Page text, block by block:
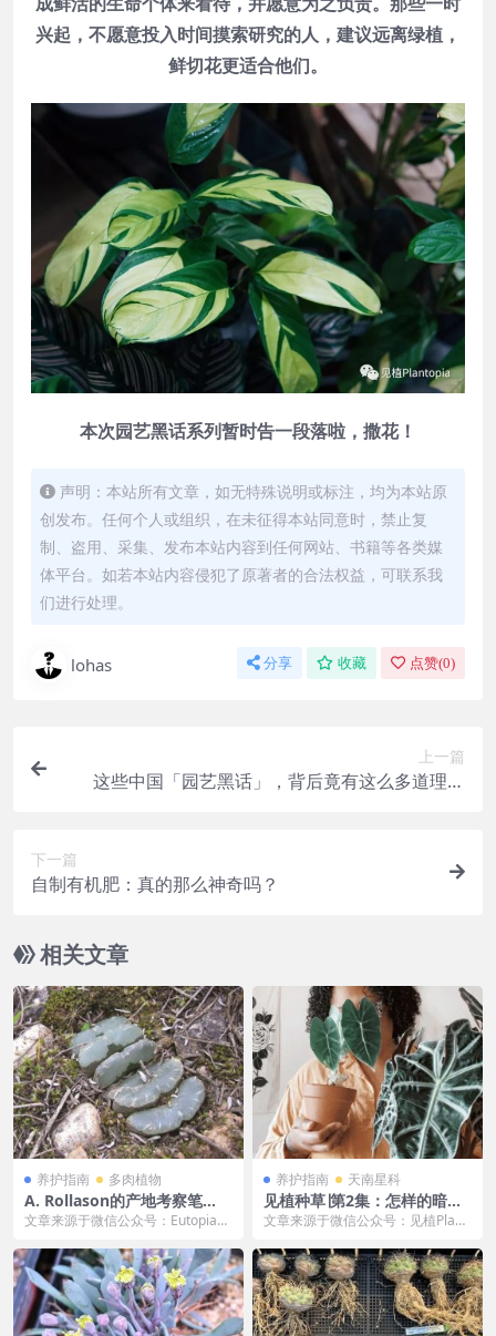
兴起，不愿意投入时间摸索研究的人，建议远离绿植，
鲜切花更适合他们。
本次园艺黑话系列暂时告一段落啦，撒花！
声明：本站所有文章，如无特殊说明或标注，均为本站原
创发布。任何个人或组织，在未征得本站同意时，禁止复
制、盗用、采集、发布本站内容到任何网站、书籍等各类媒
体平台。如若本站内容侵犯了原著者的合法权益，可联系我
们进行处理。
lohas 分享 收藏 点赞(0)
上一篇
这些中国「园艺黑话」，背后竟有这么多道理！
下一篇
自制有机肥：真的那么神奇吗？
相关文章
养护指南 多肉植物
A. Rollason的产地考察笔
记：玉扇篇
文章来源于微信公众号：Eutopia，
片来...
养护指南 天南星科
见植种草∣第2集：怎样的暗黑
女王，才配叫“非洲面具”？
文章来源于微信公众号：见植Plant
的网红绿...